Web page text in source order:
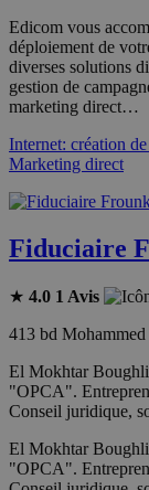
Edicom vous
déploiement de
diverses solutions
gestion de
marketing direct…
Internet: création
Marketing direct
Fiduciaire
★ 4.0 1 Avis
413 bd
El Mokhtar
"OPCA".
Conseil juridique,
El Mokhtar
"OPCA".